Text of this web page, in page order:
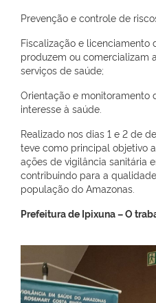
Prevenção e controle de
Fiscalização e licenciamento
produzem ou comercializam
serviços de saúde;
Orientação e monitoramento
interesse à saúde.
Realizado nos dias 1 e 2 de
teve como principal objetivo
ações de vigilância sanitária
contribuindo para a
população do Amazonas.
Prefeitura de Ipixuna – O